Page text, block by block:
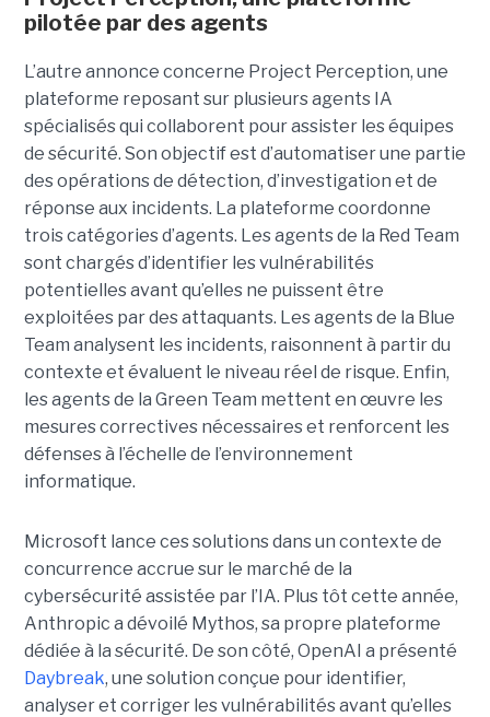
pilotée par des agents
L’autre annonce concerne Project Perception, une
plateforme reposant sur plusieurs agents IA
spécialisés qui collaborent pour assister les équipes
de sécurité. Son objectif est d’automatiser une partie
des opérations de détection, d’investigation et de
réponse aux incidents. La plateforme coordonne
trois catégories d’agents. Les agents de la Red Team
sont chargés d’identifier les vulnérabilités
potentielles avant qu’elles ne puissent être
exploitées par des attaquants. Les agents de la Blue
Team analysent les incidents, raisonnent à partir du
contexte et évaluent le niveau réel de risque. Enfin,
les agents de la Green Team mettent en œuvre les
mesures correctives nécessaires et renforcent les
défenses à l’échelle de l’environnement
informatique.
Microsoft lance ces solutions dans un contexte de
concurrence accrue sur le marché de la
cybersécurité assistée par l’IA. Plus tôt cette année,
Anthropic a dévoilé Mythos, sa propre plateforme
dédiée à la sécurité. De son côté, OpenAI a présenté
Daybreak, une solution conçue pour identifier,
analyser et corriger les vulnérabilités avant qu’elles